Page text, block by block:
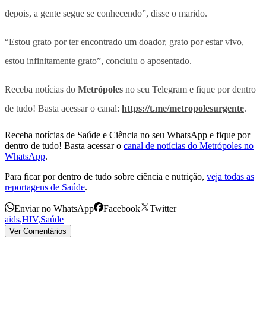
depois, a gente segue se conhecendo”, disse o marido.
“Estou grato por ter encontrado um doador, grato por estar vivo,
estou infinitamente grato”, concluiu o aposentado.
Receba notícias do Metrópoles no seu Telegram e fique por dentro
de tudo! Basta acessar o canal: https://t.me/metropolesurgente.
Receba notícias de Saúde e Ciência no seu WhatsApp e fique por
dentro de tudo! Basta acessar o canal de notícias do Metrópoles no
WhatsApp.
Para ficar por dentro de tudo sobre ciência e nutrição, veja todas as
reportagens de Saúde.
Enviar no WhatsApp Facebook
Twitter
aids,HIV,Saúde
Ver Comentários